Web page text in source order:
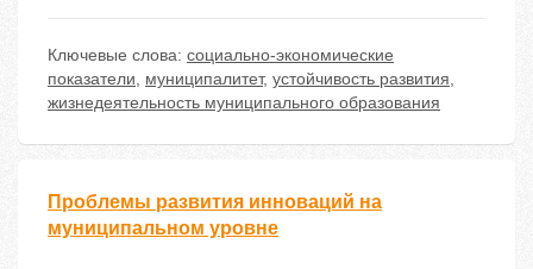
Ключевые слова: социально-экономические
показатели, муниципалитет, устойчивость развития,
жизнедеятельность муниципального образования
Проблемы развития инноваций на
муниципальном уровне